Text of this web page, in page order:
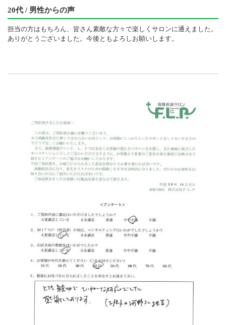
20代 / 男性からの声
担当の方はもちろん、皆さん素敵な方々で楽しくサロンに通えました。
ありがとうございました。今後ともよろしお願いします。